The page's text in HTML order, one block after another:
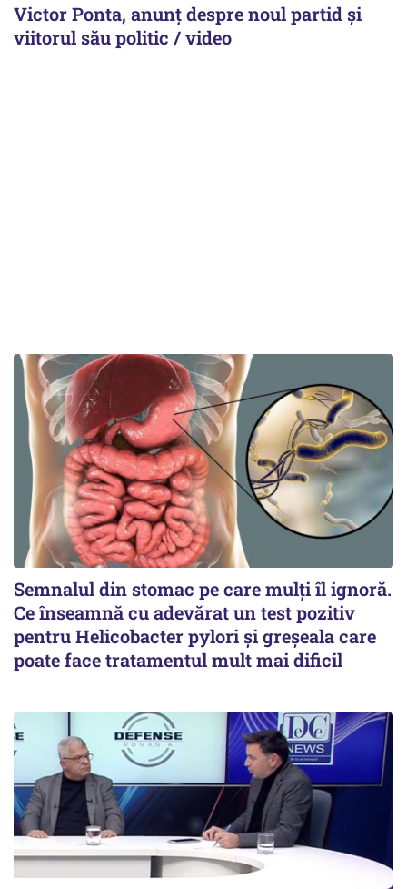
Victor Ponta, anunț despre noul partid și
viitorul său politic / video
Semnalul din stomac pe care mulți îl ignoră.
Ce înseamnă cu adevărat un test pozitiv
pentru Helicobacter pylori și greșeala care
poate face tratamentul mult mai dificil